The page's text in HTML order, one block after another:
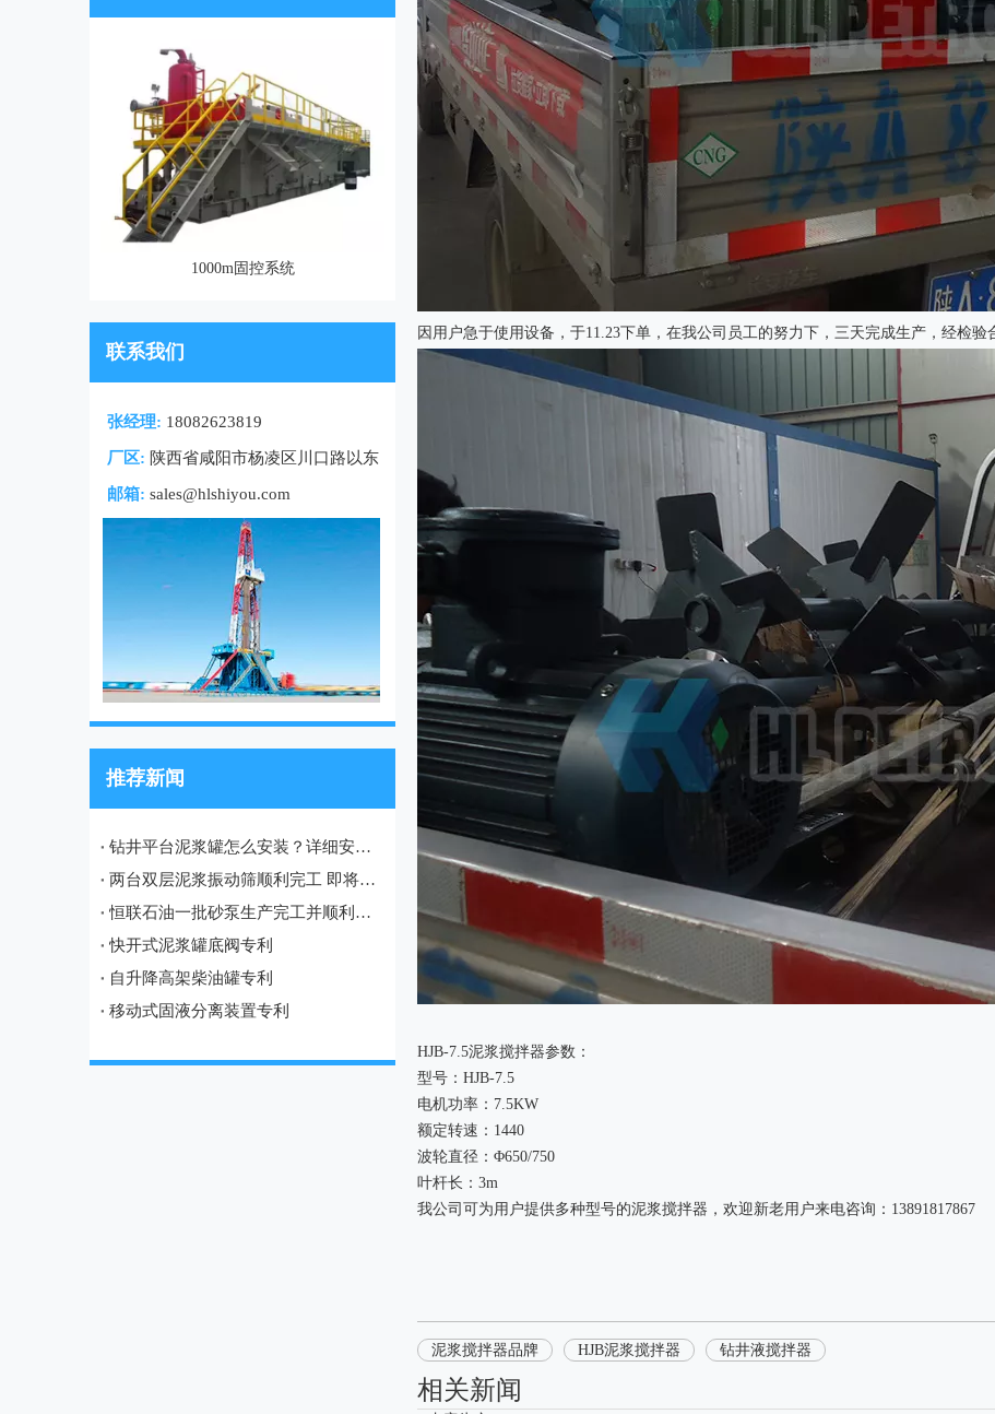
1000m固控系统
钻井液固控系统 石油野营房
联系我们
张经理: 18082623819
厂区: 陕西省咸阳市杨凌区川口路以东
邮箱: sales@hlshiyou.com
推荐新闻
钻井平台泥浆罐怎么安装？详细安装流程、注意事项及现场案例
两台双层泥浆振动筛顺利完工 即将发往哈萨克斯坦油田项目
恒联石油一批砂泵生产完工并顺利发往宝鸡
快开式泥浆罐底阀专利
自升降高架柴油罐专利
移动式固液分离装置专利
因用户急于使用设备，于11.23下单，在我公司员工的努力下，三天完成生产，经检验
HJB-7.5泥浆搅拌器参数：
型号：HJB-7.5
电机功率：7.5KW
额定转速：1440
波轮直径：Φ650/750
叶杆长：3m
我公司可为用户提供多种型号的泥浆搅拌器，欢迎新老用户来电咨询：13891817867
泥浆搅拌器品牌 HJB泥浆搅拌器 钻井液搅拌器
相关新闻